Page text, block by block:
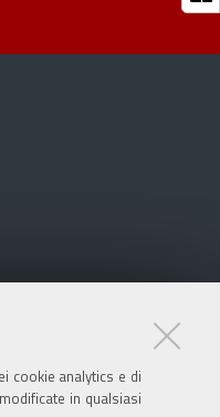
cookie analytics e di
in qualsiasi